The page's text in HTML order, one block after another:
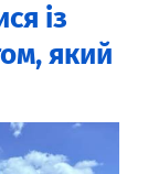
із
який